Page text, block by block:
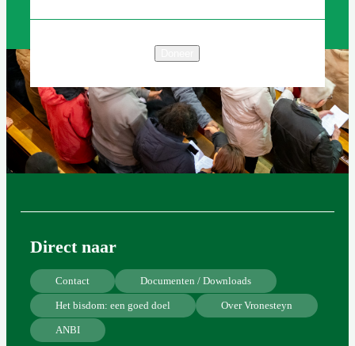
Direct naar
Contact Documenten / Downloads
Het bisdom: een goed doel Over Vronesteyn
ANBI